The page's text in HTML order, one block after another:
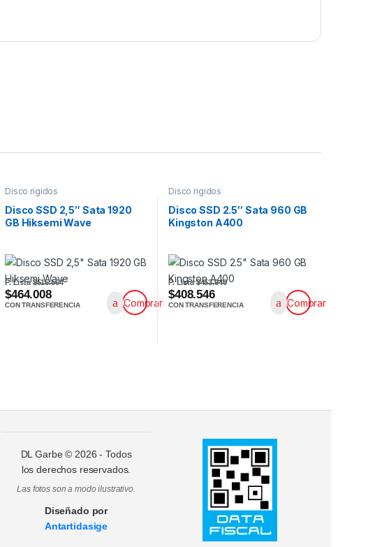
Disco rigidos
Disco SSD 2,5″ Sata 1920
GB Hiksemi Wave
P. Lista$515.564
$464.008
CON TRANSFERENCIA Comprar
Disco rigidos
Disco SSD 2.5″ Sata 960 GB
Kingston A400
P. Lista$453.940
$408.546
CON TRANSFERENCIA Comprar
DL Garbe ©2026 - Todos
los derechos reservados.
Las fotos son a modo ilustrativo.
Diseñado por
Antartidasige